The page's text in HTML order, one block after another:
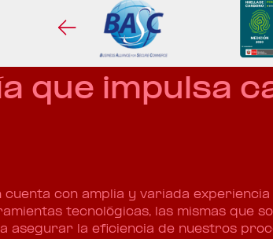
que impulsa
cuenta con amplia y variada
tecnológicas, las mismas que
asegurar la eficiencia de nuestros